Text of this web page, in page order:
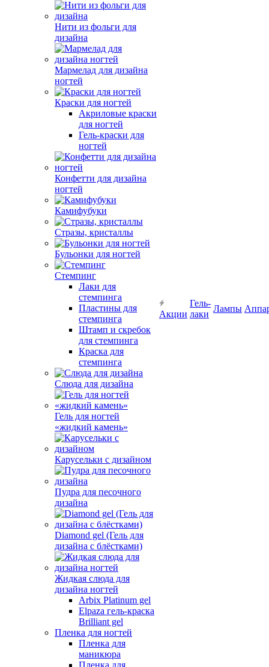
Нити из фольги для
дизайна
Мармелад для дизайна
ногтей
Краски для ногтей
Акриловые краски
для ногтей
Гель-краски для
ногтей
Конфетти для дизайна
ногтей
Камифубуки
Стразы, кристаллы
Бульонки для ногтей
Стемпинг
Лаки для
стемпинга
Пластины для
стемпинга
Штамп и скребок
для стемпинга
Краска для
стемпинга
Слюда для дизайна
Гель для ногтей
«жидкий камень»
Карусельки с дизайном
Пудра для песочного
дизайна
Diamond gel (Гель для
дизайна с блёстками)
Жидкая слюда для
дизайна ногтей
Arbix Platinum gel
Elpaza гель-краска
Brilliant gel
Пленка для ногтей
Пленка для
маникюра
Пленка для
Акции
Гель-
лаки
Лампы